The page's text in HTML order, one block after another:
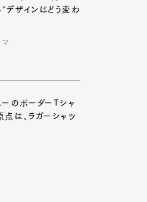
”デザインはどう変わ
マ
ーのボーダーTシャ
は、ラガーシャツ